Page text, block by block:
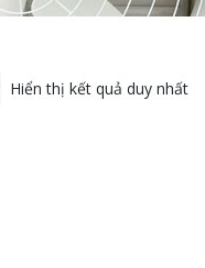
Hiển thị kết quả duy nhất